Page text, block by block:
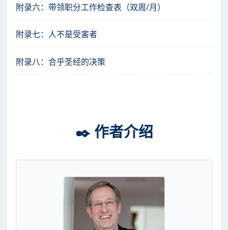
附录六：带领职分工作检查表（双周/月）
附录七：人不是受害者
附录八：合乎圣经的决策
✒️ 作者介绍